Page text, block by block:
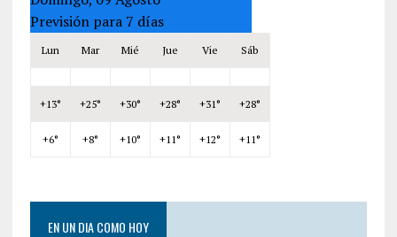
Previsión para 7 días
Lun Mar Mié Jue Vie Sáb
+13° +25° +30° +28° +31° +28°
+6° +8° +10° +11° +12° +11°
EN UN DIA COMO HOY